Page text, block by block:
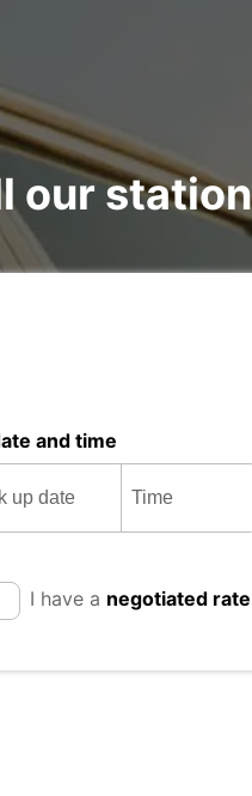
our
and time
I have a negotiated rate